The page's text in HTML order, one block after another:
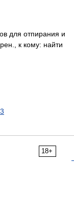
для отпирания и
к кому: найти
18+